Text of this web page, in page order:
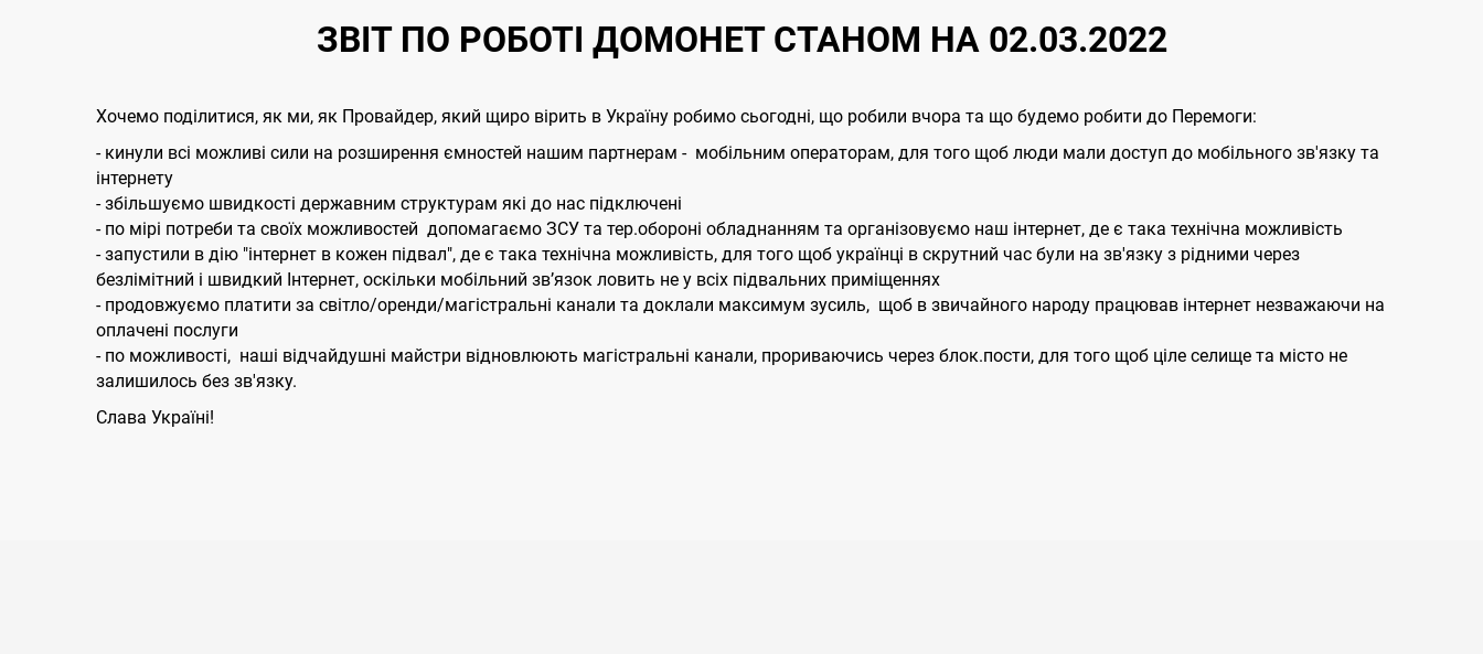
ЗВІТ ПО РОБОТІ ДОМОНЕТ СТАНОМ НА 02.03.2022
Хочемо поділитися, як ми, як Провайдер, який щиро вірить в Україну робимо сьогодні, що робили вчора та що будемо робити до Перемоги:
- кинули всі можливі сили на розширення ємностей нашим партнерам - мобільним операторам, для того щоб люди мали доступ до мобільного зв'язку та
інтернету
- збільшуємо швидкості державним структурам які до нас підключені
- по мірі потреби та своїх можливостей допомагаємо ЗСУ та тер.обороні обладнанням та організовуємо наш інтернет, де є така технічна можливість
- запустили в дію "інтернет в кожен підвал", де є така технічна можливість, для того щоб українці в скрутний час були на зв'язку з рідними через
безлімітний і швидкий Інтернет, оскільки мобільний зв’язок ловить не у всіх підвальних приміщеннях
- продовжуємо платити за світло/оренди/магістральні канали та доклали максимум зусиль, щоб в звичайного народу працював інтернет незважаючи на
оплачені послуги
- по можливості, наші відчайдушні майстри відновлюють магістральні канали, прориваючись через блок.пости, для того щоб ціле селище та місто не
залишилось без зв'язку.
Слава Україні!